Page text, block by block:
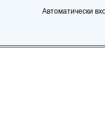
Автоматически